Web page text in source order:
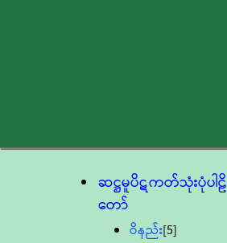
ဆဋ္ဌမူပိဋကတ်သုံးပုံပါဠိ
တော်
ဝိနည်း[5]